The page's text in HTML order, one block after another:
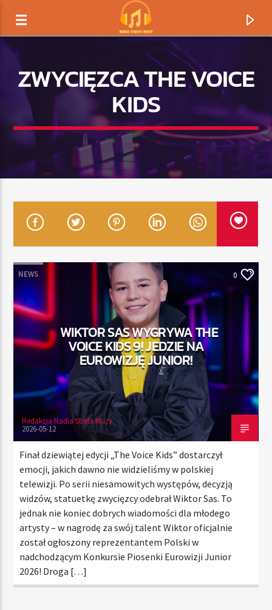
TERAZ GRAMY
TYTUŁ
ARTYSTA
TERAZ
RADIO STREFA MUZY
00:00 21:00
Radio Strefa Muzy
ZWYCIĘZCA THE VOICE
KIDS
NEWS 0
WIKTOR SAS WYGRYWA THE
VOICE KIDS 9! JEDZIE NA
EUROWIZJĘ JUNIOR!
Redakcja Radia Strefa Muzy
2026-05-12
Finał dziewiątej edycji „The Voice Kids” dostarczył
emocji, jakich dawno nie widzieliśmy w polskiej
telewizji. Po serii niesamowitych występów, decyzją
widzów, statuetkę zwycięzcy odebrał Wiktor Sas. To
jednak nie koniec dobrych wiadomości dla młodego
artysty – w nagrodę za swój talent Wiktor oficjalnie
został ogłoszony reprezentantem Polski w
nadchodzącym Konkursie Piosenki Eurowizji Junior
2026! Droga […]